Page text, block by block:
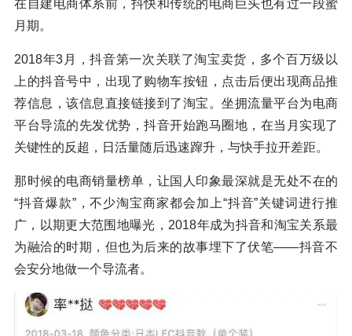
在自建电商体系前，抖快和传统的电商巨头也有过一段蜜
月期。
2018年3月，抖音第一次关联了淘宝卖货，多个百万级以
上的抖音号中，出现了购物车按钮，点击后便出现商品推
荐信息，该信息直接链接到了淘宝。坐拥流量平台为电商
平台导流的先发优势，抖音开始跑马圈地，在当月实现了
关键性的反超，日活量随后迅速蹿升，与快手拉开差距。
那时候的电商销量榜单，让国人印象最深就是无处不在的
“抖音爆款”，不少淘宝商家都会加上“抖音”关键词进行推
广，以期更大范围地曝光，2018年成为抖音和淘宝关系最
为融洽的时期，但也为后来的故事埋下了伏笔——抖音不
会安分地做一个导流者。